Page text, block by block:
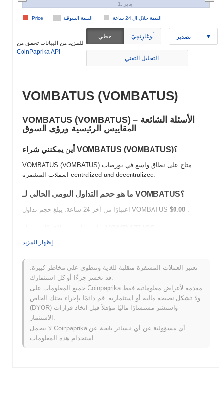
القيمة السوقية القيمة خلال ال 24 ساعة Price
1. يناير
للمزيد من البيانات تحقق من
CoinPaprika API
خطي لُوغارِتمِيّ تصدير
التحليل التقني
VOMBATUS (VOMBATUS)
VOMBATUS (VOMBATUS) الأسئلة الشائعة –
المقاييس الرئيسية ورؤى السوق
أين يمكنني شراء VOMBATUS (VOMBATUS)؟
VOMBATUS (VOMBATUS) متاح على نطاق واسع في بورصات
العملات المشفرة centralized and decentralized.
ما هو حجم التداول اليومي الحالي لـ VOMBATUS؟
اعتبارًا من آخر 24 ساعة، يبلغ حجم تداول VOMBATUS $0.00 .
VOMBATUS يتم تداوله حاليًا بنسبة
كيف يعمل VOMBATUS مقارنة بسوق العملات المشفرة
الأوسع؟
سوق العملات المشفرة بشكل عام الذي سجل مكاسب0.32%
. يشير
هذا إلى تأخر مؤقت في حركة سعر VOMBATUS مقارنة بزخم السوق
إظهار المزيد
تعتبر العملات المشفرة متقلبة للغاية وتنطوي على مخاطر كبيرة.
قد تخسر جزءًا أو كل استثمارك.
جميع المعلومات على Coinpaprika مقدمة لأغراض معلوماتية فقط
ولا تشكل نصيحة مالية أو استثمارية. قم دائمًا بإجراء بحثك الخاص
(DYOR) واستشر مستشارًا ماليًا مؤهلاً قبل اتخاذ قرارات
لا تتحمل Coinpaprika أي مسؤولية عن أي خسائر ناتجة عن